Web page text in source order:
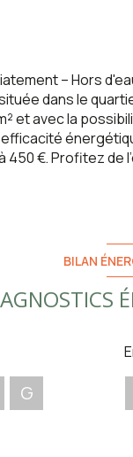
– Hors
dans le
et avec la
€. Profitez
BILAN
G